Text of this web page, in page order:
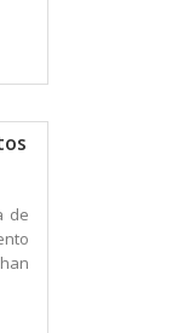
de